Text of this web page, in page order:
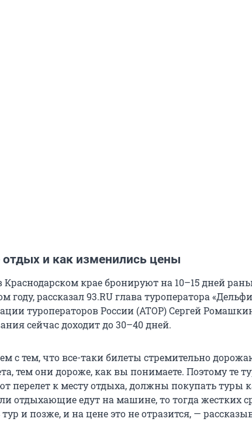
отдых и как изменились цены
Краснодарском крае бронируют на 10–15 дней
году, рассказал 93.RU глава туроператора
туроператоров России (АТОР) Сергей
сейчас доходит до 30–40 дней.
с тем, что все-таки билеты стремительно
тем они дороже, как вы понимаете. Поэтому те
перелет к месту отдыха, должны покупать туры
отдыхающие едут на машине, то тогда жестких
и позже, и на цене это не отразится, —